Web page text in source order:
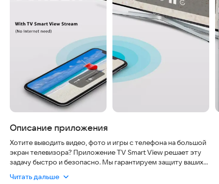
Описание приложения
Хотите выводить видео, фото и игры с телефона на большой
экран телевизора? Приложение TV Smart View решает эту
задачу быстро и безопасно. Мы гарантируем защиту ваших
использования, чтобы вы могли наслаждаться контентом без
Читать дальше